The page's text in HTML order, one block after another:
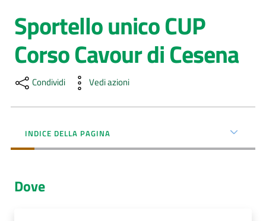
Azienda
Servizi
Luoghi
di
Menu selezionato
AUSL
Salta al contenuto
Sportello unico CUP
Corso Cavour di Cesena
Condividi Vedi azioni
INDICE DELLA PAGINA
Dove